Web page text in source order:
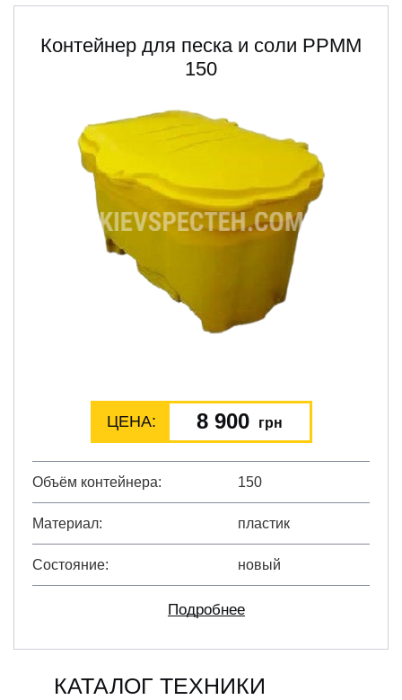
Контейнер для песка и соли PPMМ
150
ЦЕНА: 8 900 грн
Объём контейнера 150
Материал пластик
Состояние новый
Подробнее
КАТАЛОГ ТЕХНИКИ